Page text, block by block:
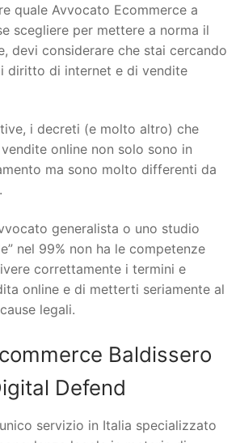
quale Avvocato Ecommerce a
scegliere per mettere a norma il
devi considerare che stai cercando
diritto di internet e di vendite
i decreti (e molto altro) che
online non solo sono in
ma sono molto differenti da
generalista o uno studio
nel 99% non ha le competenze
correttamente i termini e
online e di metterti seriamente al
legali.
Baldissero
Defend
servizio in Italia specializzato